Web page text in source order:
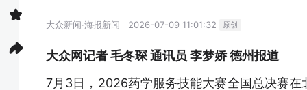
大众新闻·海报新闻 2026-07-09 11:01:32 原创
大众网记者 毛冬琛 通讯员 李梦娇 德州报道
7月3日，2026药学服务技能大赛全国总决赛